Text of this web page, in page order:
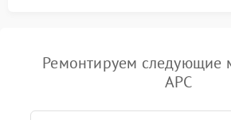
Ремонтируем следующие
APC